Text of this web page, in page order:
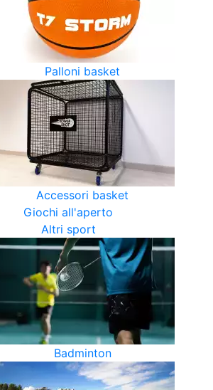
Palloni basket
Accessori basket
Giochi all'aperto
Altri sport
Badminton